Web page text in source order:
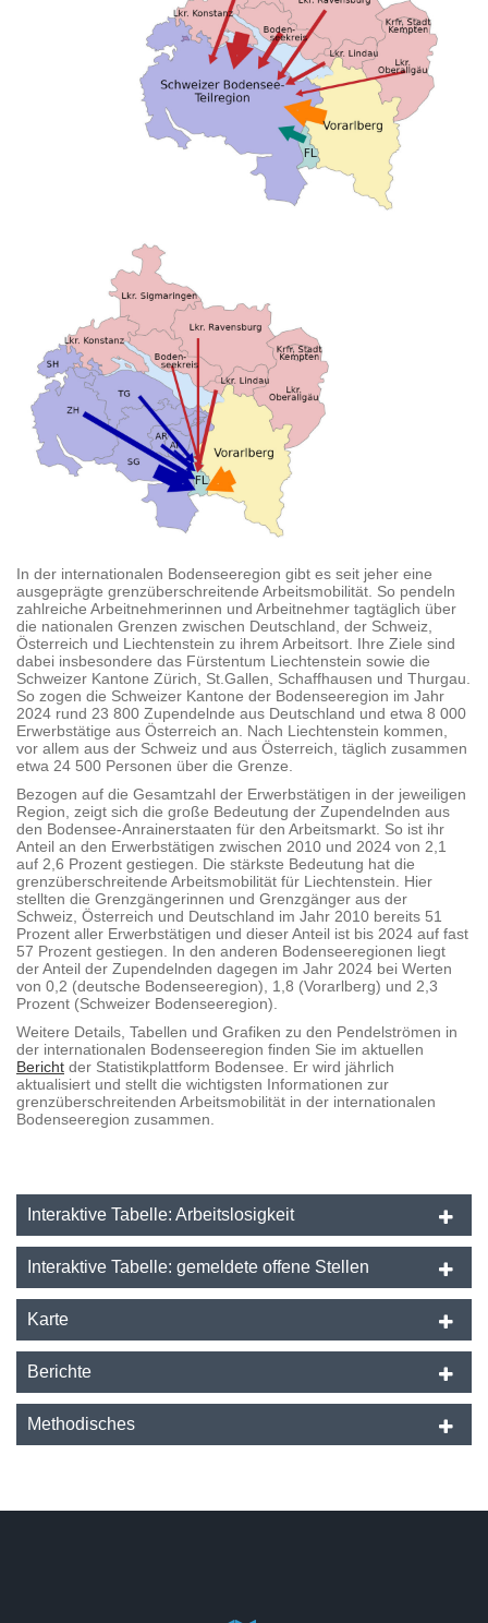
In der internationalen Bodenseeregion gibt es seit jeher eine
ausgeprägte grenzüberschreitende Arbeitsmobilität. So pendeln
zahlreiche Arbeitnehmerinnen und Arbeitnehmer tagtäglich über
die nationalen Grenzen zwischen Deutschland, der Schweiz,
Österreich und Liechtenstein zu ihrem Arbeitsort. Ihre Ziele sind
dabei insbesondere das Fürstentum Liechtenstein sowie die
Schweizer Kantone Zürich, St.Gallen, Schaffhausen und Thurgau.
So zogen die Schweizer Kantone der Bodenseeregion im Jahr
2024 rund 23 800 Zupendelnde aus Deutschland und etwa 8 000
Erwerbstätige aus Österreich an. Nach Liechtenstein kommen,
vor allem aus der Schweiz und aus Österreich, täglich zusammen
etwa 24 500 Personen über die Grenze.
Bezogen auf die Gesamtzahl der Erwerbstätigen in der jeweiligen
Region, zeigt sich die große Bedeutung der Zupendelnden aus
den Bodensee-Anrainerstaaten für den Arbeitsmarkt. So ist ihr
Anteil an den Erwerbstätigen zwischen 2010 und 2024 von 2,1
auf 2,6 Prozent gestiegen. Die stärkste Bedeutung hat die
grenzüberschreitende Arbeitsmobilität für Liechtenstein. Hier
stellten die Grenzgängerinnen und Grenzgänger aus der
Schweiz, Österreich und Deutschland im Jahr 2010 bereits 51
Prozent aller Erwerbstätigen und dieser Anteil ist bis 2024 auf fast
57 Prozent gestiegen. In den anderen Bodenseeregionen liegt
der Anteil der Zupendelnden dagegen im Jahr 2024 bei Werten
von 0,2 (deutsche Bodenseeregion), 1,8 (Vorarlberg) und 2,3
Prozent (Schweizer Bodenseeregion).
Weitere Details, Tabellen und Grafiken zu den Pendelströmen in
der internationalen Bodenseeregion finden Sie im aktuellen
Bericht der Statistikplattform Bodensee. Er wird jährlich
aktualisiert und stellt die wichtigsten Informationen zur
grenzüberschreitenden Arbeitsmobilität in der internationalen
Bodenseeregion zusammen.
Interaktive Tabelle: Arbeitslosigkeit
Interaktive Tabelle: gemeldete offene Stellen
Karte
Berichte
Methodisches